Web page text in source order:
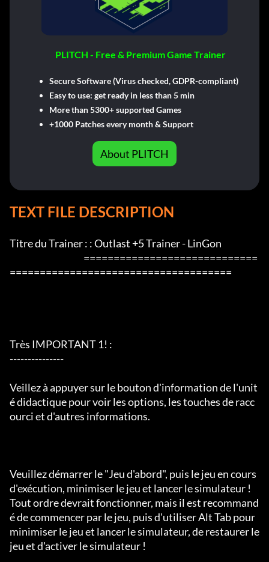
PLITCH - Free & Premium Game Trainer
Secure Software (Virus checked, GDPR-compliant)
Easy to use: get ready in less than 5 min
More than 5300+ supported Games
+1000 Patches every month & Support
About PLITCH
TEXT FILE DESCRIPTION
Titre du Trainer : : Outlast +5 Trainer - LinGon
=====================================
Très IMPORTANT 1! :
---------------
Veillez à appuyer sur le bouton d'information de l'unit
é didactique pour voir les options, les touches de racc
ourci et d'autres informations.
Veuillez démarrer le "Jeu d'abord", puis le jeu en cours
d'exécution, minimiser le jeu et lancer le simulateur !
Tout ordre devrait fonctionner, mais il est recommand
é de commencer par le jeu, puis d'utiliser Alt Tab pour
minimiser le jeu et lancer le simulateur, de restaurer le
jeu et d'activer le simulateur !